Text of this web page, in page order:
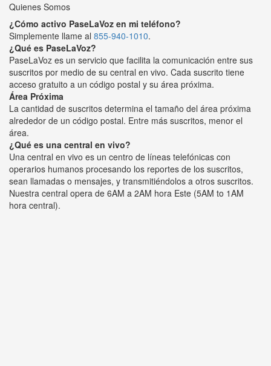
Quienes Somos
¿Cómo activo PaseLaVoz en mi teléfono?
Simplemente llame al 855-940-1010.
¿Qué es PaseLaVoz?
PaseLaVoz es un servicio que facilita la comunicación entre sus
suscritos por medio de su central en vivo. Cada suscrito tiene
acceso gratuito a un código postal y su área próxima.
Área Próxima
La cantidad de suscritos determina el tamaño del área próxima
alrededor de un código postal. Entre más suscritos, menor el
área.
¿Qué es una central en vivo?
Una central en vivo es un centro de líneas telefónicas con
operarios humanos procesando los reportes de los suscritos,
sean llamadas o mensajes, y transmitiéndolos a otros suscritos.
Nuestra central opera de 6AM a 2AM hora Este (5AM to 1AM
hora central).